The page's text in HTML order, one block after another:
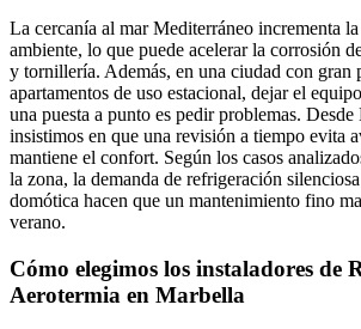
La cercanía al mar Mediterráneo incrementa
ambiente, lo que puede acelerar la corrosión
y tornillería. Además, en una ciudad con gran
apartamentos de uso estacional, dejar el
una puesta a punto es pedir problemas.
insistimos en que una revisión a tiempo evita
mantiene el confort. Según los casos
la zona, la demanda de refrigeración
domótica hacen que un mantenimiento fino
verano.
Cómo elegimos los instaladores de
Aerotermia en Marbella